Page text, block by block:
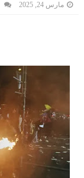
مارس 24, 2025